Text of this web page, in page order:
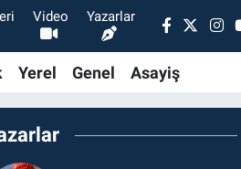
Video Yazarlar
Yerel Genel Asayiş